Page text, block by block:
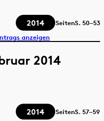
2014 SeitenS. 50–53
anzeigen
2014
2014 SeitenS. 57–59